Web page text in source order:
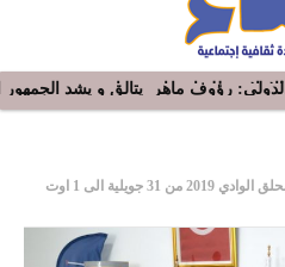
رؤوف ماهر يتالق و يشد الجمهور
مهرجان عيد السمك بحلق الوادي 2019 من 31 جويلية الى 1 اوت